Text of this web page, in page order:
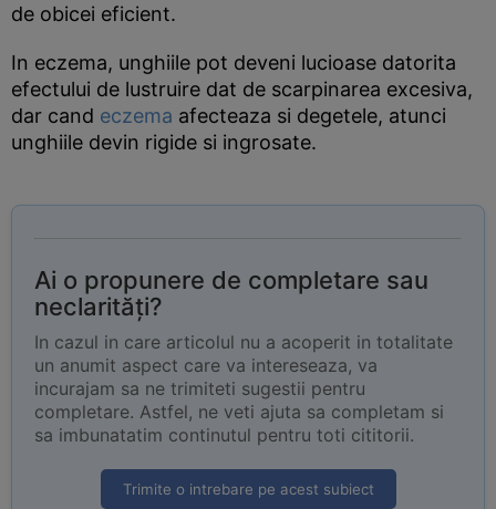
de obicei eficient.
In eczema, unghiile pot deveni lucioase datorita
efectului de lustruire dat de scarpinarea excesiva,
dar cand eczema afecteaza si degetele, atunci
unghiile devin rigide si ingrosate.
Ai o propunere de completare sau
neclarități?
In cazul in care articolul nu a acoperit in totalitate
un anumit aspect care va intereseaza, va
incurajam sa ne trimiteti sugestii pentru
completare. Astfel, ne veti ajuta sa completam si
sa imbunatatim continutul pentru toti cititorii.
Trimite o intrebare pe acest subiect